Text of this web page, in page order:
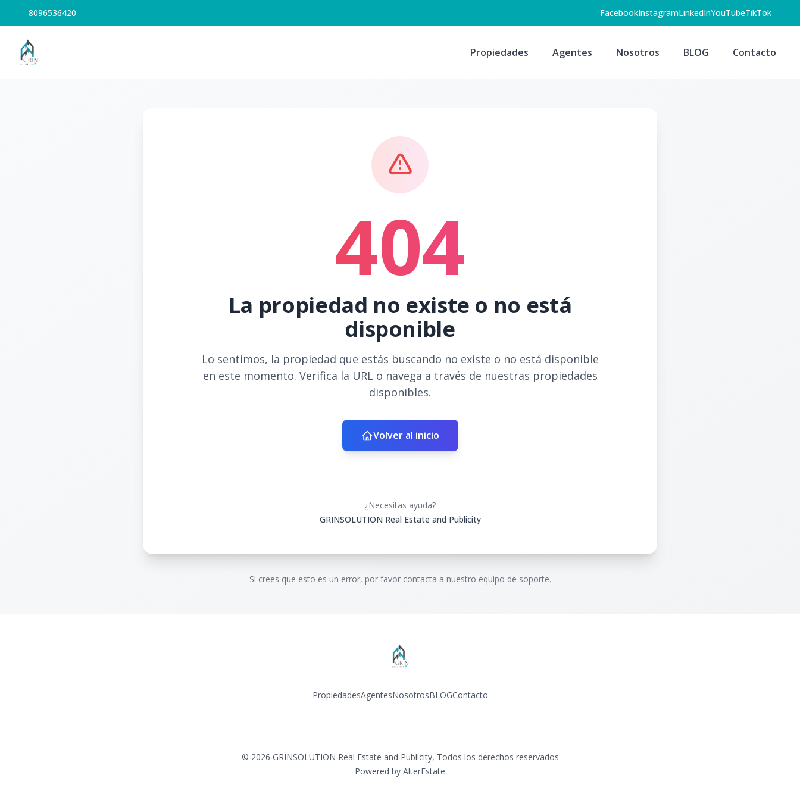
8096536420 FacebookInstagramLinkedInYouTubeTikTok
Propiedades Agentes Nosotros BLOG Contacto
404
La propiedad no existe o no está
disponible
Lo sentimos, la propiedad que estás buscando no existe o no está disponible
en este momento. Verifica la URL o navega a través de nuestras propiedades
disponibles.
Volver al inicio
¿Necesitas ayuda?
GRINSOLUTION Real Estate and Publicity
Si crees que esto es un error, por favor contacta a nuestro equipo de soporte.
PropiedadesAgentesNosotrosBLOGContacto
© 2026 GRINSOLUTION Real Estate and Publicity, Todos los derechos reservados
Powered by AlterEstate